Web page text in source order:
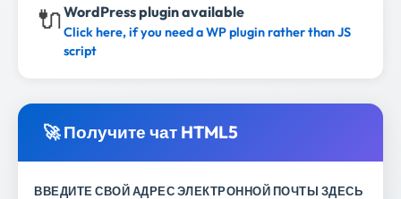
🔌WordPress plugin available
Click here, if you need a WP plugin rather than JS
script
🚀 Получите чат HTML5
ВВЕДИТЕ СВОЙ АДРЕС ЭЛЕКТРОННОЙ ПОЧТЫ ЗДЕСЬ